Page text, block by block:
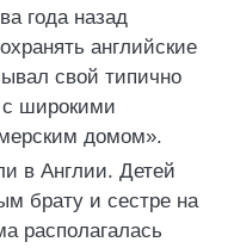
года назад
английские
свой типично
широкими
домом».
в Англии. Детей
брату и сестре на
располагалась